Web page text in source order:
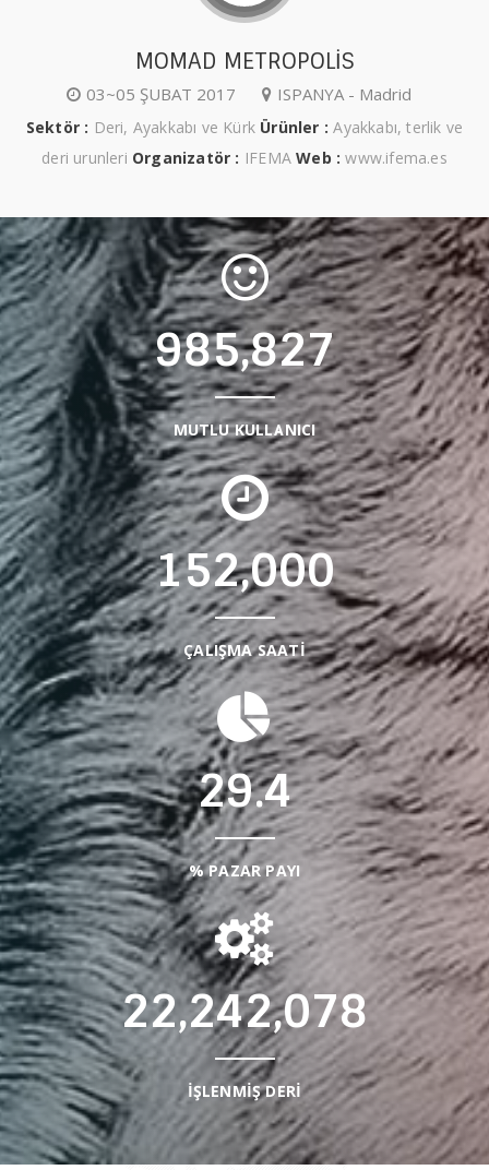
MOMAD METROPOLİS
03~05 ŞUBAT 2017 ISPANYA - Madrid
Sektör : Deri, Ayakkabı ve Kürk Ürünler : Ayakkabı, terlik ve
deri urunleri Organizatör : IFEMAWeb : www.ifema.es
985,827
MUTLU KULLANICI
152,000
ÇALIŞMA SAATİ
29.4
% PAZAR PAYI
22,242,078
İŞLENMİŞ DERİ